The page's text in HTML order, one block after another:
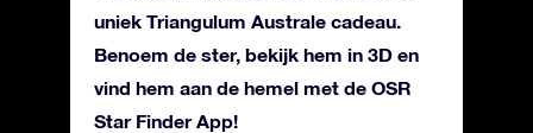
uniek Triangulum Australe cadeau.
Benoem de ster, bekijk hem in 3D en
vind hem aan de hemel met de OSR
Star Finder App!